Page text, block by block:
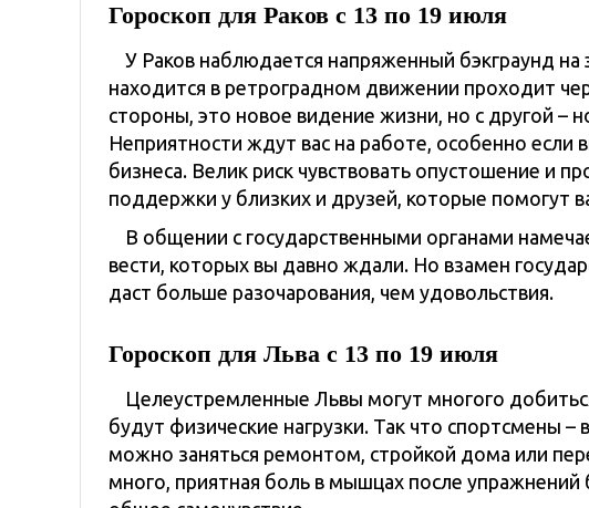
Гороскоп для Раков с 13 по 19 июля
У Раков наблюдается напряженный бэкграунд
находится в ретроградном движении проходит
стороны, это новое видение жизни, но с другой –
Неприятности ждут вас на работе, особенно если
бизнеса. Велик риск чувствовать опустошение и
поддержки у близких и друзей, которые помогут
В общении с государственными органами
вести, которых вы давно ждали. Но взамен
даст больше разочарования, чем удовольствия.
Гороскоп для Льва с 13 по 19 июля
Целеустремленные Львы могут многого
будут физические нагрузки. Так что спортсмены
можно заняться ремонтом, стройкой дома или
много, приятная боль в мышцах после